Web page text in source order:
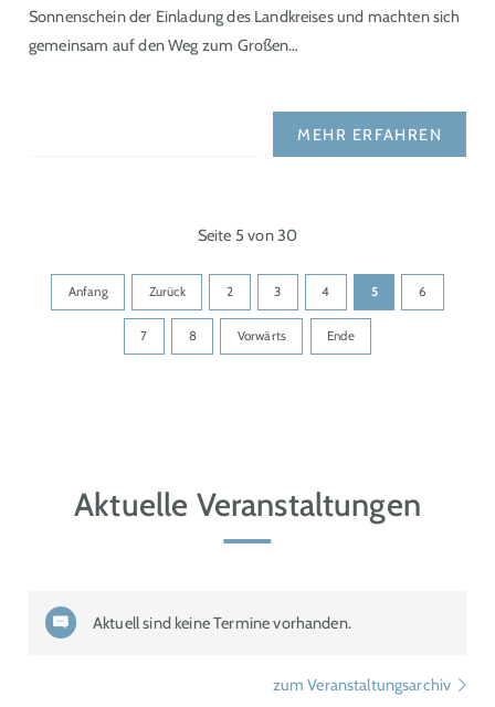
Sonnenschein der Einladung des Landkreises und machten sich
gemeinsam auf den Weg zum Großen…
MEHR ERFAHREN
Seite 5 von 30
Anfang Zurück 2 3 4 5 6
7 8 Vorwärts Ende
Aktuelle Veranstaltungen
Aktuell sind keine Termine vorhanden.
zum Veranstaltungsarchiv